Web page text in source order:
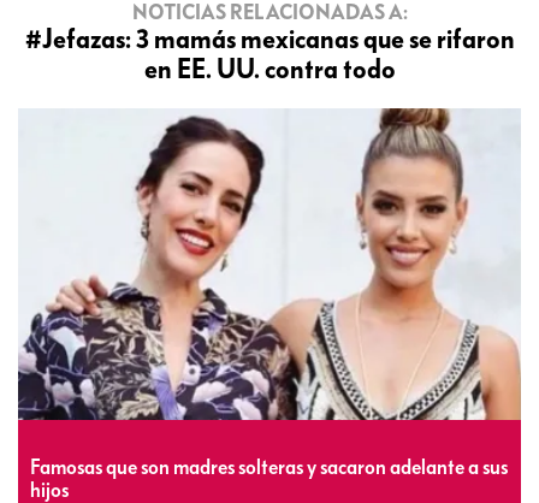
NOTICIAS RELACIONADAS A:
#Jefazas: 3 mamás mexicanas que se rifaron
en EE. UU. contra todo
Famosas que son madres solteras y sacaron adelante a sus
hijos